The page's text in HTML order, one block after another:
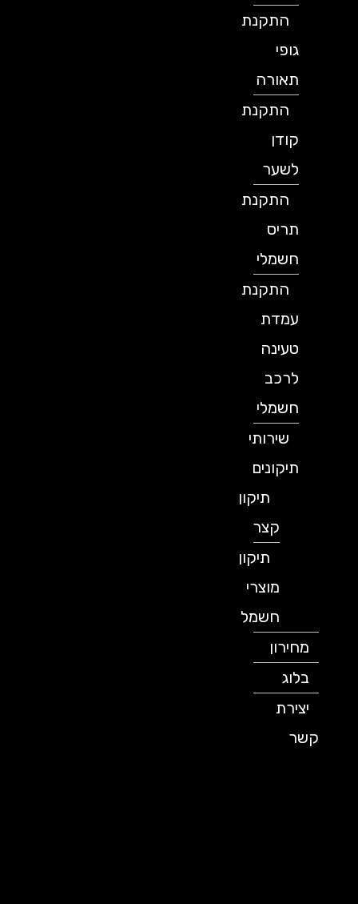
התקנת
תאורה
התקנת
לשער
התקנת
תריס
חשמלי
התקנת
עמדת
טעינה
לרכב
חשמלי
שירותי
תיקונים
תיקון
תיקון
מוצרי
חשמל
מחירון
יצירת
קשר